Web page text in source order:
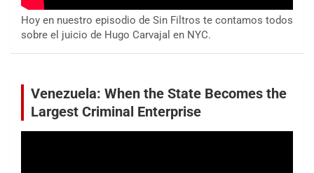
Hoy en nuestro episodio de Sin Filtros te contamos todos
sobre el juicio de Hugo Carvajal en NYC.
Venezuela: When the State Becomes the
Largest Criminal Enterprise